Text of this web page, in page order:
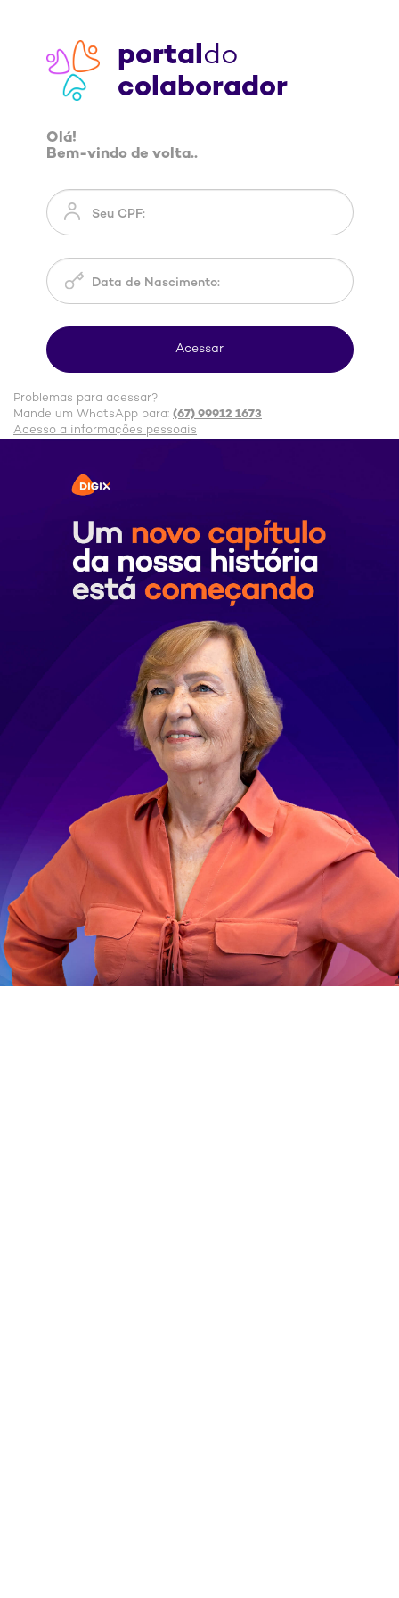
portaldo
colaborador
Olá!
Bem-vindo de volta..
Problemas para acessar?
Mande um WhatsApp para: (67) 99912 1673
Acesso a informações pessoais